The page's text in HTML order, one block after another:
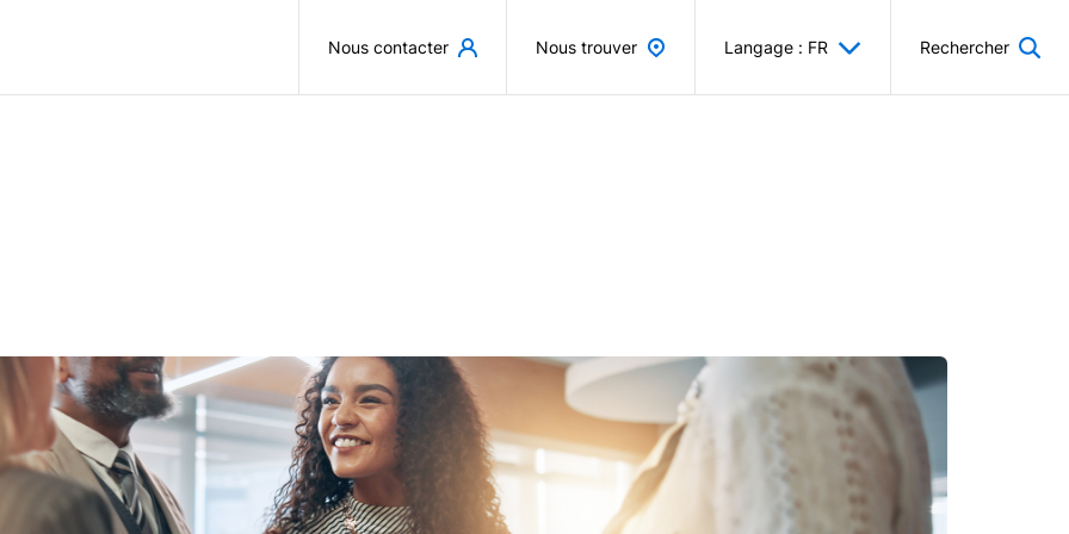
Nous contacter Nous trouver Langage : FR Rechercher